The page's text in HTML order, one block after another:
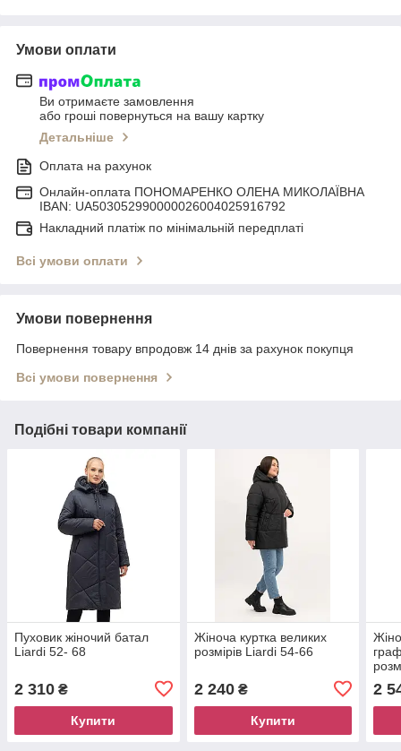
Умови оплати
Ви отримаєте замовлення
або гроші повернуться на вашу картку
Детальніше
Оплата на рахунок
Онлайн-оплата ПОНОМАРЕНКО ОЛЕНА МИКОЛАЇВНА
IBAN: UA503052990000026004025916792
Накладний платіж по мінімальній передплаті
Всі умови оплати
Умови повернення
Повернення товару впродовж 14 днів за рахунок покупця
Всі умови повернення
Подібні товари компанії
Пуховик жіночий батал
Liardi 52- 68
2 310 ₴
Купити
Жіноча куртка великих
розмірів Liardi 54-66
2 240₴
Купити
2